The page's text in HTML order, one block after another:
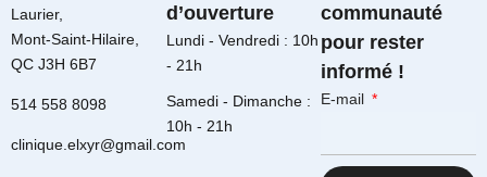
Laurier,
Mont-Saint-Hilaire,
QC J3H 6B7
514 558 8098
clinique.elxyr@gmail.com
d’ouverture
Lundi - Vendredi : 10h
- 21h
Samedi - Dimanche :
10h - 21h
communauté
pour rester
informé !
E-mail